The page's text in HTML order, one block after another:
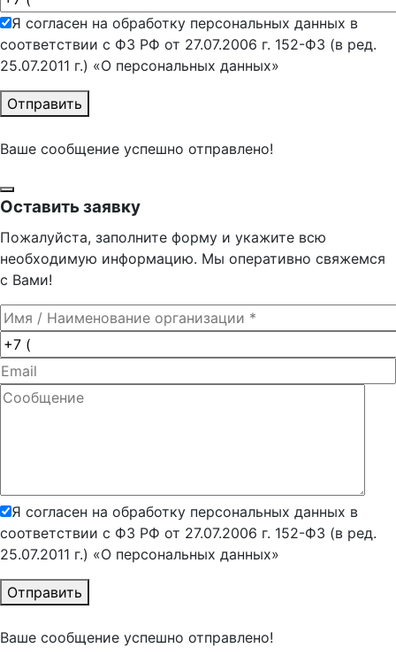
Я согласен на обработку персональных данных в
соответствии с ФЗ РФ от 27.07.2006 г. 152-ФЗ (в ред.
25.07.2011 г.) «О персональных данных»
Отправить
Ваше сообщение успешно отправлено!
Оставить заявку
Пожалуйста, заполните форму и укажите всю
необходимую информацию. Мы оперативно свяжемся
с Вами!
Я согласен на обработку персональных данных в
соответствии с ФЗ РФ от 27.07.2006 г. 152-ФЗ (в ред.
25.07.2011 г.) «О персональных данных»
Отправить
Ваше сообщение успешно отправлено!